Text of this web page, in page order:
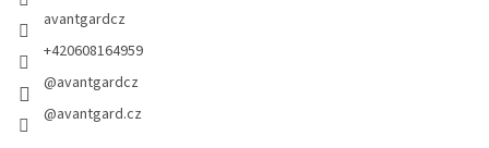
avantgardcz
+420608164959
@avantgardcz
@avantgard.cz